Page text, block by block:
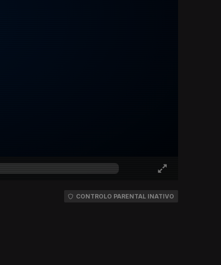
CONTROLO PARENTAL INATIVO